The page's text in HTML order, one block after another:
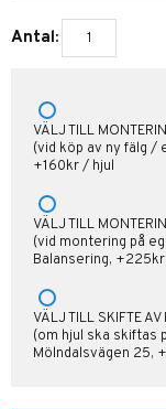
Antal:
VÄLJ TILL
(vid köp av ny fälg /
+160kr / hjul
VÄLJ TILL
(vid montering på
Balansering,
VÄLJ TILL SKIFTE
(om hjul ska skiftas
Mölndalsvägen 25,